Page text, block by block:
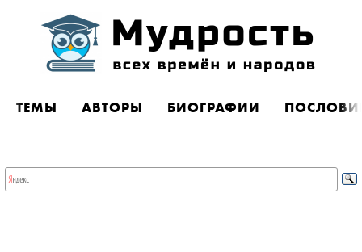
ТЕМЫ АВТОРЫ БИОГРАФИИ